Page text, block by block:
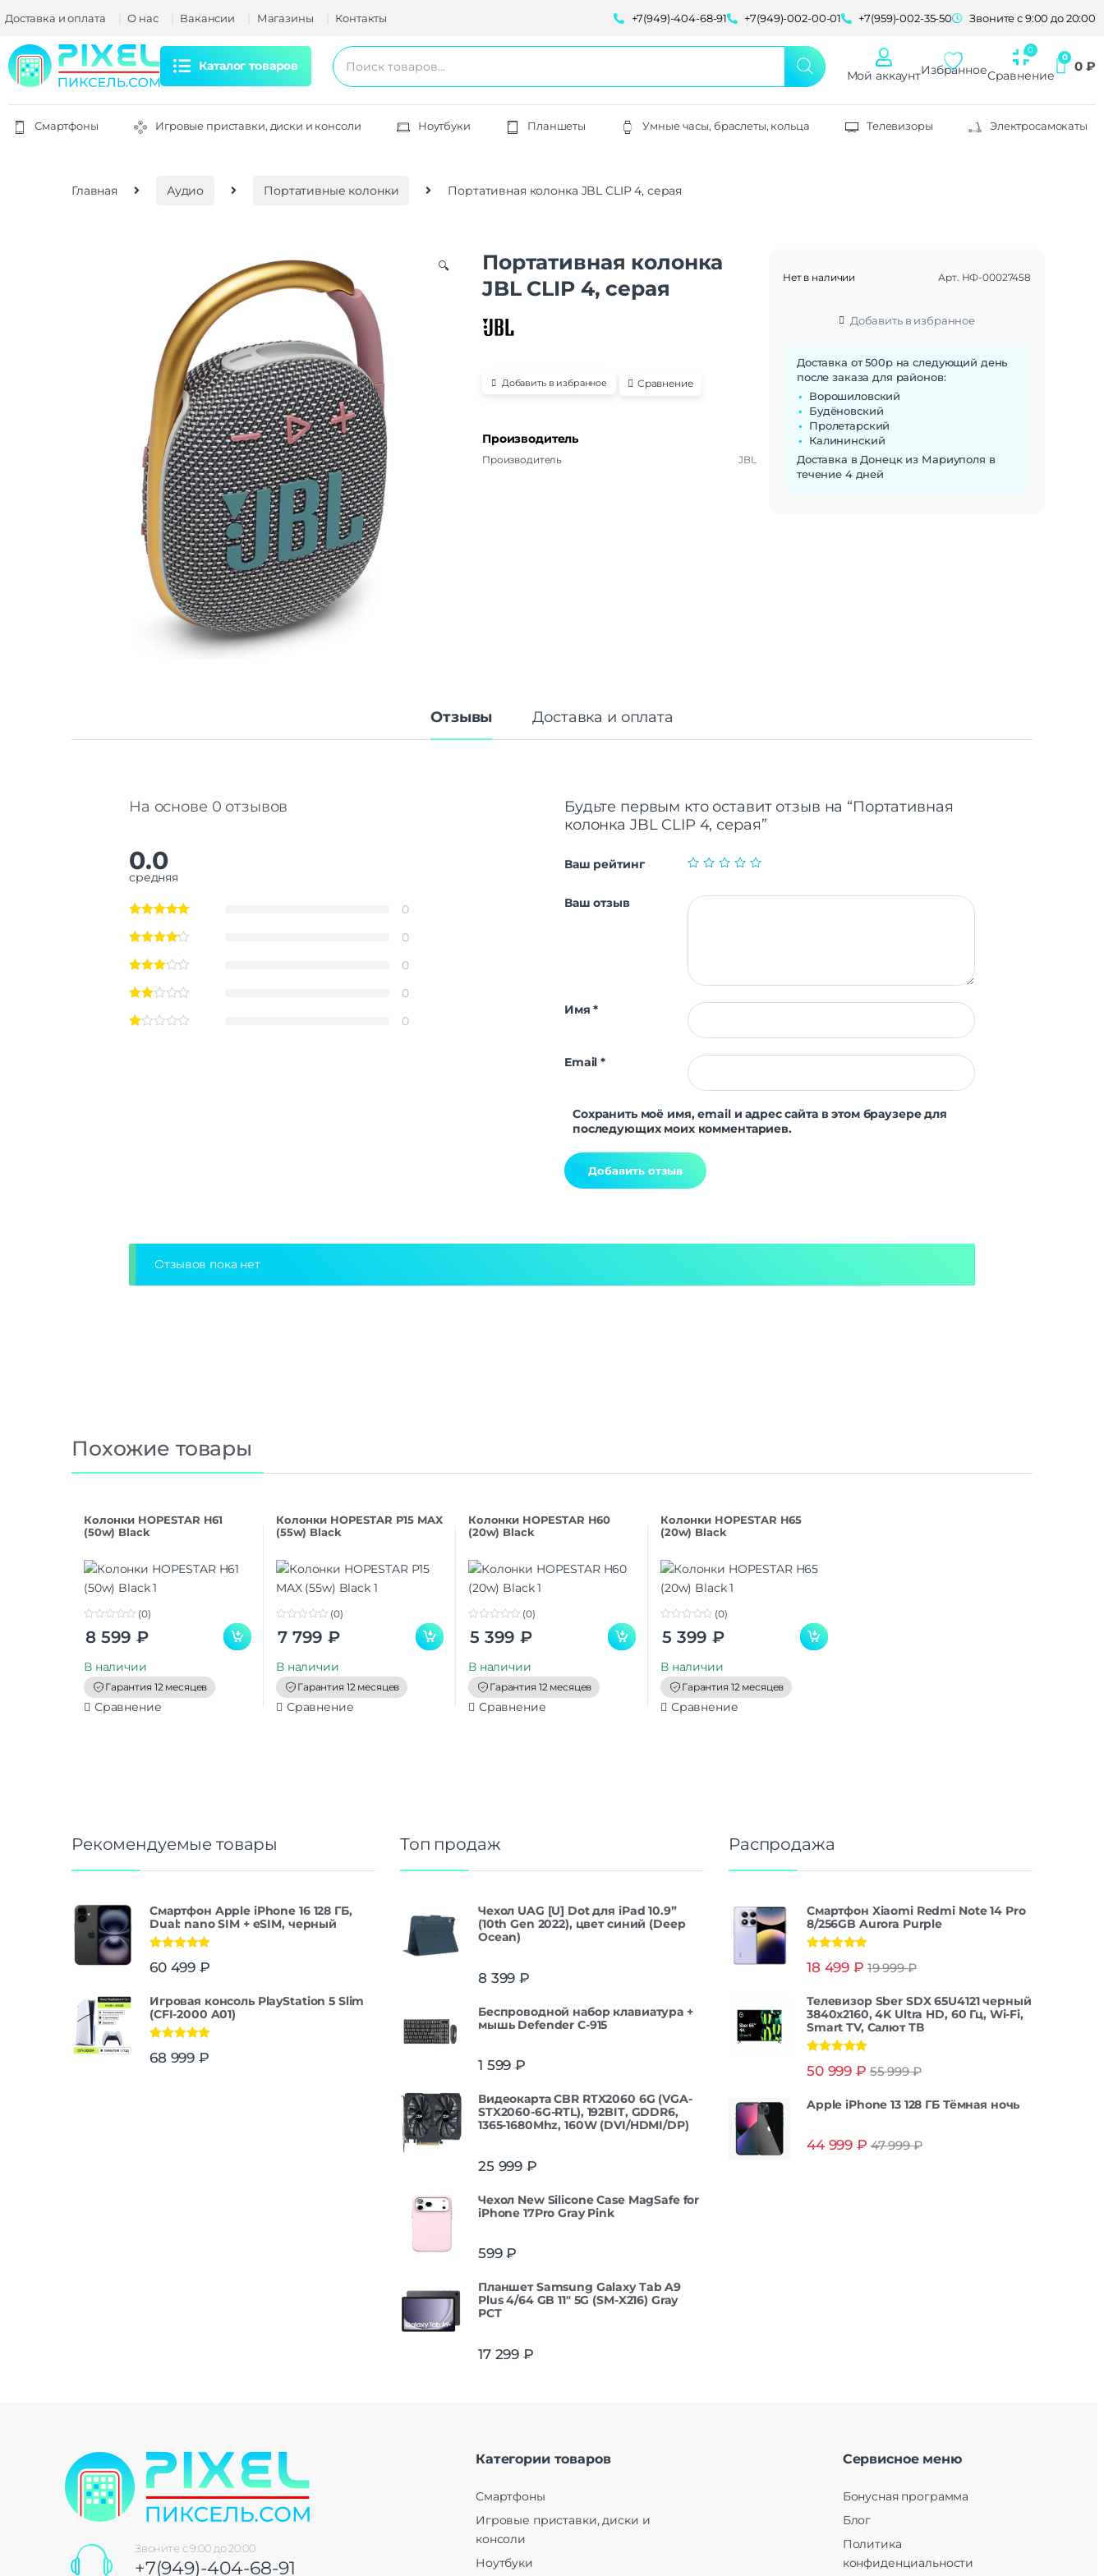
Доставка и оплата О нас Вакансии Магазины Контакты +7(949)-404-68-91 +7(949)-002-00-01 +7(959)-002-35-50 Звоните с 9:00 до 20:00
Каталог товаров
Мой аккаунтИзбранноеСравнение
0 ₽
Смартфоны Игровые приставки, диски и консоли Ноутбуки Планшеты Умные часы, браслеты, кольца Телевизоры Электросамокаты
Главная Аудио Портативные колонки Портативная колонка JBL CLIP 4, серая
🔍
Портативная колонка
JBL CLIP 4, серая
Добавить в избранное Сравнение
Производитель
Производитель JBL
Нет в наличии Арт. НФ-00027458
Добавить в избранное
Доставка от 500р на следующий день
после заказа для районов:
Ворошиловский
Будёновский
Пролетарский
Калининский
Доставка в Донецк из Мариуполя в
течение 4 дней
Отзывы Доставка и оплата
На основе 0 отзывов
0.0
средняя
0
0
0
0
0
Будьте первым кто оставит отзыв на “Портативная
колонка JBL CLIP 4, серая”
Ваш рейтинг
Ваш отзыв
Имя*
Email*
Сохранить моё имя, email и адрес сайта в этом браузере для
последующих моих комментариев.
Отзывов пока нет
Похожие товары
Колонки HOPESTAR H61
(50w) Black
o
o
(0)
8 599 ₽
В наличии
Гарантия 12 месяцев
Сравнение
Колонки HOPESTAR P15 MAX
(55w) Black
o
o
(0)
7 799 ₽
В наличии
Гарантия 12 месяцев
Сравнение
Колонки HOPESTAR H60
(20w) Black
o
o
(0)
5 399 ₽
В наличии
Гарантия 12 месяцев
Сравнение
Колонки HOPESTAR H65
(20w) Black
o
o
(0)
5 399 ₽
В наличии
Гарантия 12 месяцев
Сравнение
Рекомендуемые товары
Смартфон Apple iPhone 16 128 ГБ,
Dual: nano SIM + eSIM, черный
из 5
60 499 ₽
Игровая консоль PlayStation 5 Slim
(CFI-2000 A01)
из 5
68 999 ₽
Топ продаж
Чехол UAG [U] Dot для iPad 10.9”
(10th Gen 2022), цвет синий (Deep
Ocean)
8 399 ₽
Беспроводной набор клавиатура +
мышь Defender С-915
1 599 ₽
Видеокарта CBR RTX2060 6G (VGA-
STX2060-6G-RTL), 192BIT, GDDR6,
1365-1680Mhz, 160W (DVI/HDMI/DP)
25 999 ₽
Чехол New Silicone Case MagSafe for
iPhone 17Pro Gray Pink
599₽
Планшет Samsung Galaxy Tab A9
Plus 4/64 GB 11" 5G (SM-X216) Gray
РСТ
17 299 ₽
Распродажа
Смартфон Xiaomi Redmi Note 14 Pro
8/256GB Aurora Purple
из 5
18 499 ₽ 19 999₽
Телевизор Sber SDX 65U4121 черный
3840x2160, 4K Ultra HD, 60 Гц, Wi-Fi,
Smart TV, Салют ТВ
из 5
50 999 ₽ 55 999₽
Apple iPhone 13 128 ГБ Тёмная ночь
44 999 ₽ 47 999₽
Звоните с 9:00 до 20:00
+7(949)-404-68-91
Категории товаров
Смартфоны
Игровые приставки, диски и
консоли
Ноутбуки
Сервисное меню
Бонусная программа
Блог
Политика
конфиденциальности